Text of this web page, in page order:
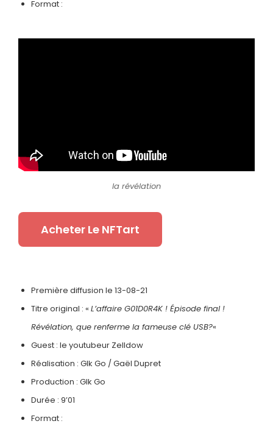
Format :
la révélation
Acheter Le NFTart
Première diffusion le 13-08-21
Titre original : « L’affaire G01D0R4K ! Épisode final !
Révélation, que renferme la fameuse clé USB?«
Guest : le youtubeur Zelldow
Réalisation : Glk Go / Gaël Dupret
Production : Glk Go
Durée : 9’01
Format :